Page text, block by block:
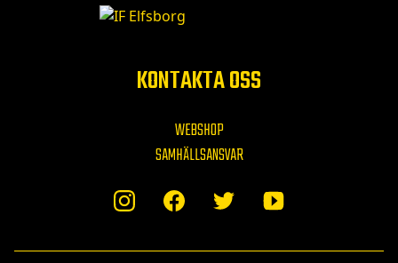
KONTAKTA OSS
WEBSHOP
SAMHÄLLSANSVAR